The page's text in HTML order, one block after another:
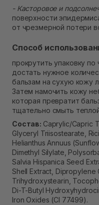
- Касторовое и
поверхности
от чрезмерной потери
Способ
прокрутить упаковку
достать нужное
бальзам на сухую кожу
Затем намочить кожу
которая превратит
тщательно смыть
Состав: Caprylic/Capric
Glyceryl Triisostearate,
Helianthus Annuus
Dimethyl Silylate,
Salvia Hispanica Seed
Shell Extract, Dipropylene
Trihydroxystearin,
Di-T-Butyl
Iron Oxides (CI 77499).